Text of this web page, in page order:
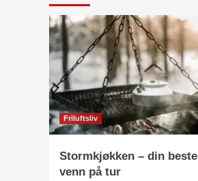
Friluftsliv
Stormkjøkken – din beste
venn på tur